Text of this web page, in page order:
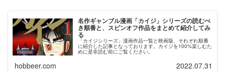
名作ギャンブル漫画「カイジ」シリーズの読むべ
き順番と、スピンオフ作品をまとめて紹介してみ
る
「カイジシリーズ」漫画作品一覧と映画版、それぞれ順番
に紹介した記事となっております。カイジを100%楽しむた
めに是非読む前にご覧ください。
hobbeer.com 2022.07.31